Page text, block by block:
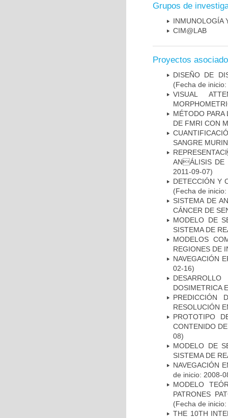
Grupos de
INMUNOLOGÍA
CIM@LAB
Proyectos
DISEÑO DE
(Fecha de
VISUAL
MÉTODO PARA
DE FMRI CON
SANGRE
ANÁLISIS DE
2011-09-07)
DETECCIÓN Y
(Fecha de
SISTEMA DE
CÁNCER DE
MODELO DE
SISTEMA DE
MODELOS
REGIONES DE
NAVEGACIÓN
02-16)
DOSIMETRICA
PREDICCIÓN
RESOLUCIÓN
PROTOTIPO
CONTENIDO
08)
MODELO DE
SISTEMA DE
NAVEGACIÓN
de inicio: 2008-
MODELO
PATRONES
(Fecha de
THE 10TH